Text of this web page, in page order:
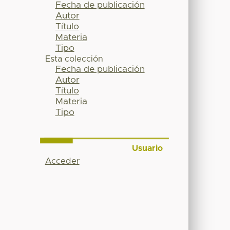
Fecha de publicación
Autor
Título
Materia
Tipo
Esta colección
Fecha de publicación
Autor
Título
Materia
Tipo
Usuario
Acceder